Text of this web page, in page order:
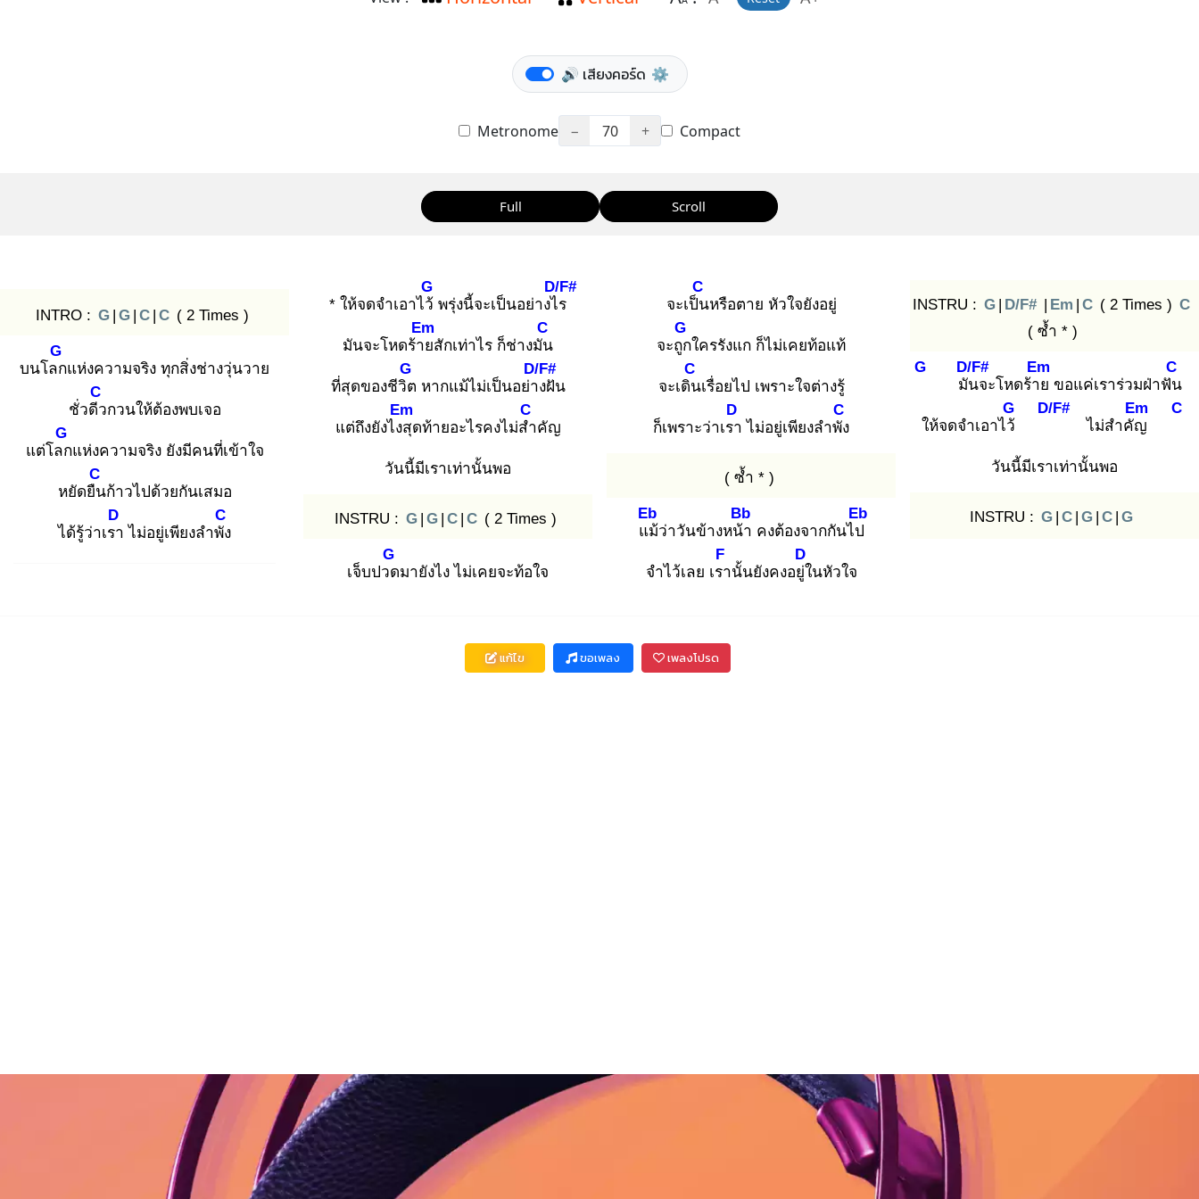
🔊 เสียงคอร์ด ⚙️
Metronome − 70 + Compact
Full Scroll
INTRO : G | G | C | C ( 2 Times )
บนโลก
G
แห่งความจริง ทุกสิ่งช่างวุ่นวาย
ชั่วดีว
C
กวนให้ต้องพบเจอ
แต่โลก
G
แห่งความจริง ยังมีคนที่เข้าใจ
หยัดยืน
C
ก้าวไปด้วยกันเสมอ
ได้รู้ว่าเรา
D
ไม่อยู่เพียงลำพัง
C
* ให้จดจำเอาไว้
G
พรุ่งนี้จะเป็นอย่างไร
D/F#
มันจะโหดร้าย
Em
สักเท่าไร ก็ช่างมัน
C
ที่สุดของชีวิต
G
หากแม้ไม่เป็นอย่าง
D/F#
ฝัน
แต่ถึงยังไงสุ
Em
ดท้ายอะไรคงไม่สำ
C
คัญ
วันนี้มีเราเท่านั้นพอ
INSTRU : G | G | C | C ( 2 Times )
เจ็บปวด
G
มายังไง ไม่เคยจะท้อใจ
จะเป็น
C
หรือตาย หัวใจยังอยู่
จะถูก
G
ใครรังแก ก็ไม่เคยท้อแท้
จะเดิน
C
เรื่อยไป เพราะใจต่างรู้
ก็เพราะว่าเรา
D
ไม่อยู่เพียงลำพัง
C
( ซ้ำ * )
แม้
Eb
ว่าวันข้างหน้า
Bb
คงต้องจากกันไป
Eb
จำไว้เลย เรา
F
นั้นยังคงอยู่ใ
D
นหัวใจ
INSTRU : G | D/F# | Em | C ( 2 Times ) C
( ซ้ำ * )
G
มัน
D/F#
จะโหดร้าย
Em
ขอแค่เราร่วมฝ่าฟัน
C
ให้จดจำเอาไว้
G
D/F#
ไม่สำคัญ
Em C
วันนี้มีเราเท่านั้นพอ
INSTRU : G | C | G | C | G
แก้ไข ขอเพลง เพลงโปรด